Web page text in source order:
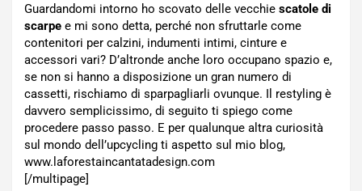
Guardandomi intorno ho scovato delle vecchie scatole di
scarpe e mi sono detta, perché non sfruttarle come
contenitori per calzini, indumenti intimi, cinture e
accessori vari? D’altronde anche loro occupano spazio e,
se non si hanno a disposizione un gran numero di
cassetti, rischiamo di sparpagliarli ovunque. Il restyling è
davvero semplicissimo, di seguito ti spiego come
procedere passo passo. E per qualunque altra curiosità
sul mondo dell’upcycling ti aspetto sul mio blog,
www.laforestaincantatadesign.com
[/multipage]